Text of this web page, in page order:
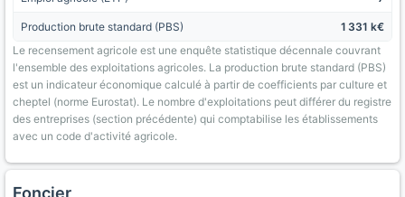
Production brute standard (PBS)
1 331 k€
Le recensement agricole est une enquête statistique décennale couvrant
l'ensemble des exploitations agricoles. La production brute standard (PBS)
est un indicateur économique calculé à partir de coefficients par culture et
cheptel (norme Eurostat). Le nombre d'exploitations peut différer du registre
des entreprises (section précédente) qui comptabilise les établissements
avec un code d'activité agricole.
Foncier